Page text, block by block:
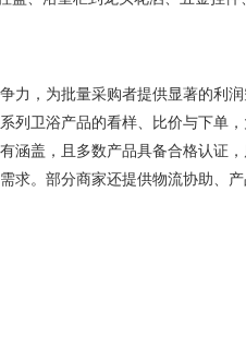
，为批量采购者提供显著的利润
卫浴产品的看样、比价与下单，
盖，且多数产品具备合格认证
。部分商家还提供物流协助、产